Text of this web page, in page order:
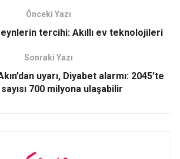
Önceki Yazı
tercihi: Akıllı ev teknolojileri
Sonraki Yazı
uyarı, Diyabet alarmı: 2045’te
700 milyona ulaşabilir